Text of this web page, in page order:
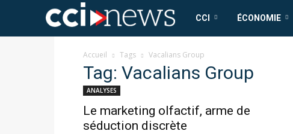
CCI
News
CCI ÉCONOMIE
Accueil Tags Vacalians Group
Tag: Vacalians Group
ANALYSES
Le marketing olfactif, arme de
séduction discrète